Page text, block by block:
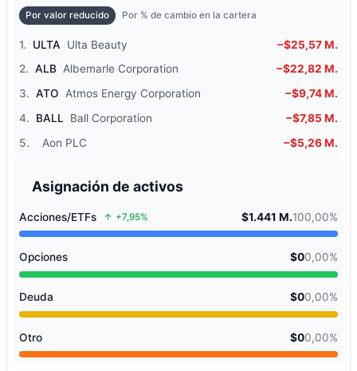
Por valor reducido Por % de cambio en la cartera
1. ULTA Ulta Beauty
−$25,57 M.
2. ALB Albemarle Corporation
−$22,82 M.
3. ATO Atmos Energy Corporation
−$9,74 M.
4.
BALL Ball Corporation
−$7,85 M.
5.
Aon PLC −$5,26 M.
Asignación de activos
Acciones/ETFs +7,95% $1.441 M.100,00%
Opciones $00,00%
Deuda $00,00%
Otro $00,00%